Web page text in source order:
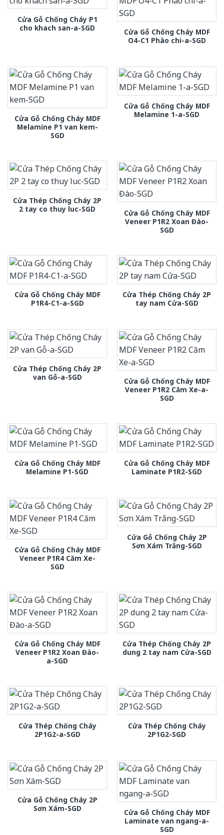
Cửa Gỗ Chống Cháy P1
cho khach san-a-SGD
Cửa Gỗ Chống Cháy MDF
O4-C1 Phào chi-a-SGD
Cửa Gỗ Chống Cháy MDF
Melamine P1 van kem-
SGD
Cửa Gỗ Chống Cháy MDF
Melamine 1-a-SGD
Cửa Thép Chống Cháy 2P
2 tay co thuy luc-SGD
Cửa Gỗ Chống Cháy MDF
Veneer P1R2 Xoan Đào-
SGD
Cửa Gỗ Chống Cháy MDF
P1R4-C1-a-SGD
Cửa Thép Chống Cháy 2P
tay nam Cửa-SGD
Cửa Thép Chống Cháy 2P
van Gỗ-a-SGD
Cửa Gỗ Chống Cháy MDF
Veneer P1R2 Căm Xe-a-
SGD
Cửa Gỗ Chống Cháy MDF
Melamine P1-SGD
Cửa Gỗ Chống Cháy MDF
Laminate P1R2-SGD
Cửa Gỗ Chống Cháy MDF
Veneer P1R4 Căm Xe-
SGD
Cửa Gỗ Chống Cháy 2P
Sơn Xám Trắng-SGD
Cửa Gỗ Chống Cháy MDF
Veneer P1R2 Xoan Đào-
a-SGD
Cửa Thép Chống Cháy 2P
dung 2 tay nam Cửa-SGD
Cửa Thép Chống Cháy
2P1G2-a-SGD
Cửa Thép Chống Cháy
2P1G2-SGD
Cửa Gỗ Chống Cháy 2P
Sơn Xám-SGD
Cửa Gỗ Chống Cháy MDF
Laminate van ngang-a-
SGD